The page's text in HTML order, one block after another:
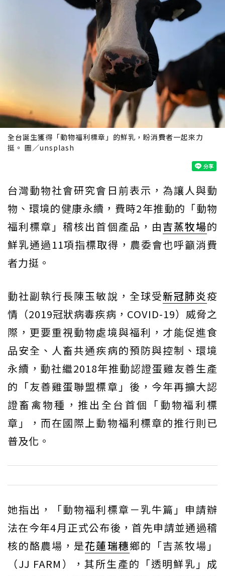
全台誕生獲得「動物福利標章」的鮮乳，盼消費者一起來力
挺。 圖／unsplash
台灣動物社會研究會日前表示，為讓人與動
物、環境的健康永續，費時2年推動的「動物
福利標章」稽核出首個產品，由吉蒸牧場的
鮮乳通過11項指標取得，農委會也呼籲消費
者力挺。
動社副執行長陳玉敏說，全球受新冠肺炎疫
情（2019冠狀病毒疾病，COVID-19）威脅之
際，更要重視動物處境與福利，才能促進食
品安全、人畜共通疾病的預防與控制、環境
永續，動社繼2018年推動認證蛋雞友善生產
的「友善雞蛋聯盟標章」後，今年再擴大認
證畜禽物種，推出全台首個「動物福利標
章」，而在國際上動物福利標章的推行則已
普及化。
她指出，「動物福利標章－乳牛篇」申請辦
法在今年4月正式公布後，首先申請並通過稽
核的酪農場，是花蓮瑞穗鄉的「吉蒸牧場」
（JJ FARM），其所生產的「透明鮮乳」成